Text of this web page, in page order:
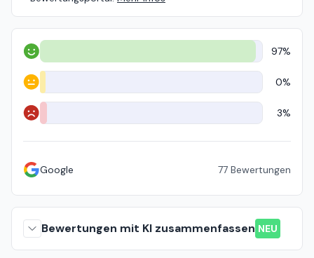
Positiv 97%
Neutral 0%
Negativ 3%
Google 77 Bewertungen
Bewertungen mit KI zusammenfassen NEU